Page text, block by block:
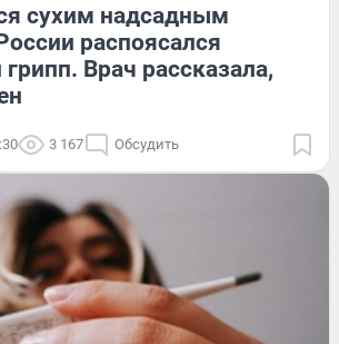
сухим надсадным
распоясался
грипп. Врач рассказала,
3 167 Обсудить